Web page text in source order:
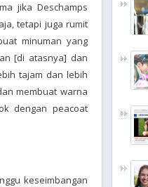
jika Deschamps
tetapi juga rumit
minuman yang
[di atasnya] dan
tajam dan lebih
membuat warna
dengan peacoat
keseimbangan